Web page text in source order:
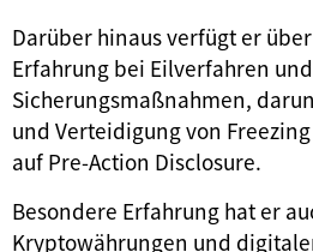
Darüber hinaus verfügt er
Erfahrung bei Eilverfahren
Sicherungsmaßnahmen,
und Verteidigung von
auf Pre-Action Disclosure.
Besondere Erfahrung hat er
Kryptowährungen und